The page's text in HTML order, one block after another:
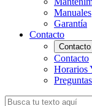
Manuales
Garantía
Contacto
Contacto
Contacto
Horarios